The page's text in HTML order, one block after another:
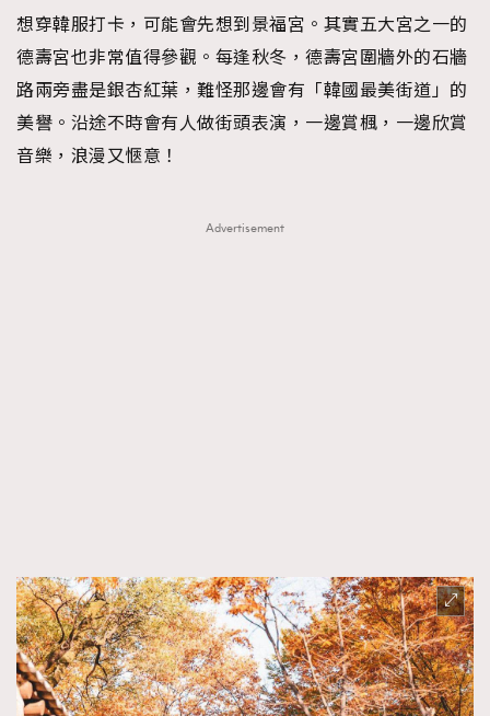
想穿韓服打卡，可能會先想到景福宮。其實五大宮之一的
德壽宮也非常值得參觀。每逢秋冬，德壽宮圍牆外的石牆
路兩旁盡是銀杏紅葉，難怪那邊會有「韓國最美街道」的
美譽。沿途不時會有人做街頭表演，一邊賞楓，一邊欣賞
音樂，浪漫又愜意！
Advertisement